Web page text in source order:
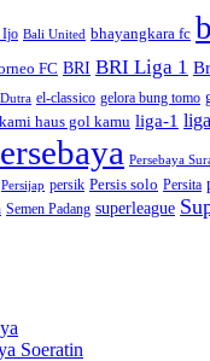
Ijo Bali United bhayangkara fc
FC BRI BRI Liga 1
Dutra el-classico gelora bung tomo
kami haus gol kamu liga-1
Persebaya
Persijap persik Persis solo Persita
Semen Padang superleague
Soeratin